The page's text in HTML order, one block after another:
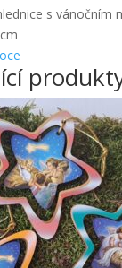
s vánočním